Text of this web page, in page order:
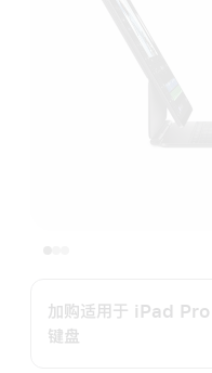
加购适用于 iPad Pro
键盘